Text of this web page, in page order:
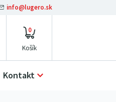
0
Kontakt
info@lugero.sk